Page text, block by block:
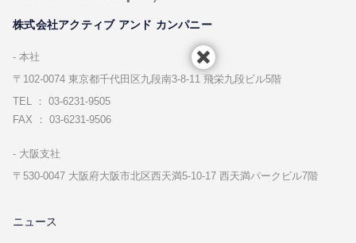
株式会社アクティブ アンド カンパニー
本社
〒102-0074 東京都千代⽥区九段南3-8-11 飛栄九段ビル5階
TEL ： 03-6231-9505
FAX ： 03-6231-9506
⼤阪⽀社
〒530-0047 ⼤阪府⼤阪市北区⻄天満5-10-17 ⻄天満パークビル7階
ニュース